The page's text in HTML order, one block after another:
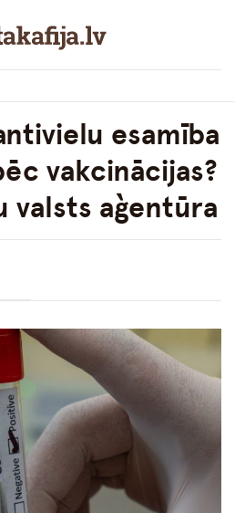
esamība
vakcinācijas?
valsts aģentūra